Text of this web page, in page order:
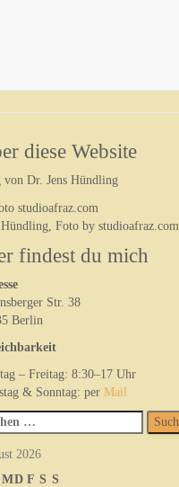
diese Website
von Dr. Jens Hündling
Hündling, Foto by studioafraz.com
findest du mich
Str. 38
Berlin
– Freitag: 8:30–17 Uhr
& Sonntag: per Mail
2026
MD F S S